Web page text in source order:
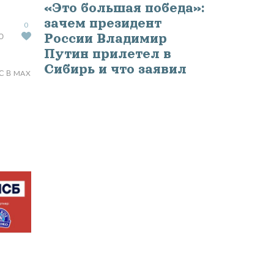
0
В MAX
«Это большая победа»:
зачем президент
России Владимир
Путин прилетел в
Сибирь и что заявил